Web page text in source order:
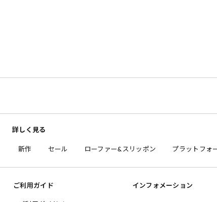
詳しく見る
新作 セール ローファー&スリッポン プラットフォ
ご利用ガイド インフォメーション